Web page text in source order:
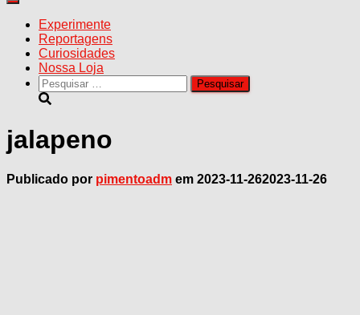
Alternar
navegaçãoExperimente
Reportagens
Curiosidades
Nossa Loja
Pesquisar
por:
jalapeno
Publicado por pimentoadm em 2023-11-262023-11-26